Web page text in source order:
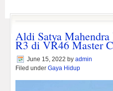
Aldi Satya
R3 di VR46 Master
June 15, 2022 by admin
Filed under Gaya Hidup